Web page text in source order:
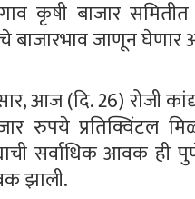
कृषी बाजार समितीत
जाणून घेणार
आज (दि. 26) रोजी
रुपये प्रतिक्विंटल
सर्वाधिक आवक ही
झाली.